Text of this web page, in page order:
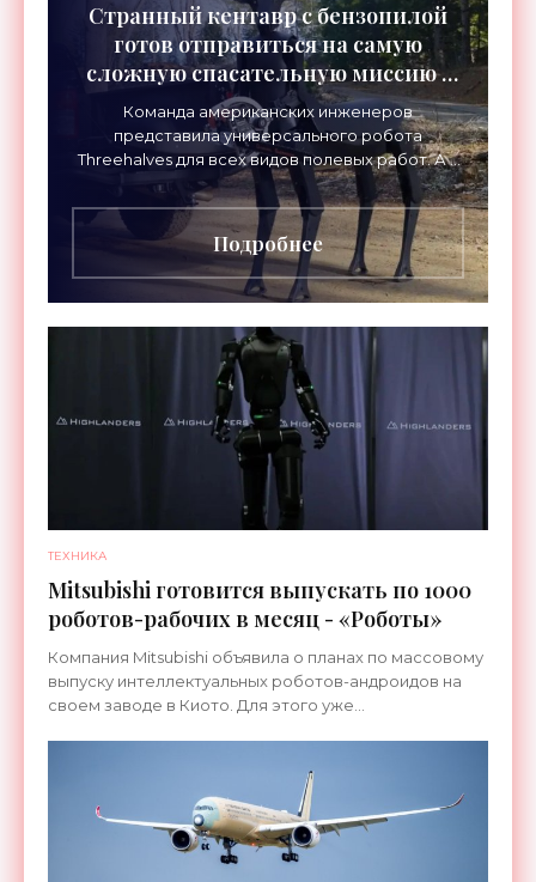
Странный кентавр с бензопилой
готов отправиться на самую
сложную спасательную миссию -
«Роботы»
Команда американских инженеров
представила универсального робота
Threehalves для всех видов полевых работ. А в
первую очередь – для спасательных миссий с
прицелом на работу в зонах
Подробнее
ТЕХНИКА
Mitsubishi готовится выпускать по 1000
роботов-рабочих в месяц - «Роботы»
Компания Mitsubishi объявила о планах по массовому
выпуску интеллектуальных роботов-андроидов на
своем заводе в Киото. Для этого уже